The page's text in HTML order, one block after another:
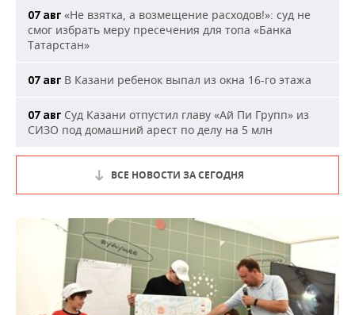
07 авг «Не взятка, а возмещение расходов!»: суд не
смог избрать меру пресечения для топа «Банка
Татарстан»
07 авг В Казани ребенок выпал из окна 16-го этажа
07 авг Суд Казани отпустил главу «Ай Пи Групп» из
СИЗО под домашний арест по делу на 5 млн
ВСЕ НОВОСТИ ЗА СЕГОДНЯ